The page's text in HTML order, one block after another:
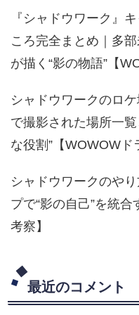
『シャドウワーク』
ころ完全まとめ｜多
が描く“影の物語”【
シャドウワークのロ
で撮影された場所一
な役割”【WOWOWド
シャドウワークのや
プで“影の自己”を統
考察】
最近のコメント